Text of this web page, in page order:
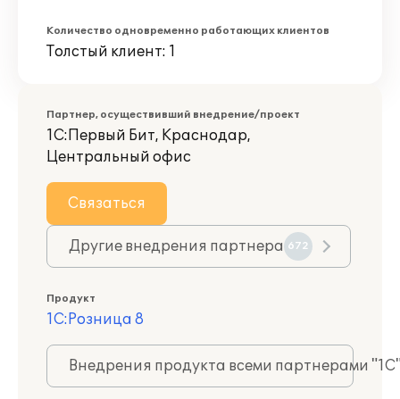
Количество одновременно работающих клиентов
Толстый клиент: 1
Партнер, осуществивший внедрение/проект
1С:Первый Бит, Краснодар,
Центральный офис
Связаться
Другие внедрения партнера 672
Продукт
1С:Розница 8
Внедрения продукта всеми партнерами